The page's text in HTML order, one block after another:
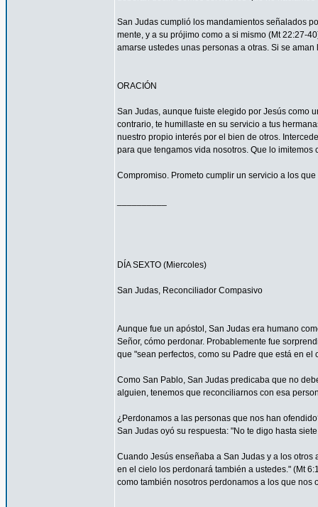
San Judas cumplió los mandamientos señalados
mente, y a su prójimo como a si mismo (Mt 22:27-
amarse ustedes unas personas a otras. Si se
ORACIÓN
San Judas, aunque fuiste elegido por Jesús como
contrario, te humillaste en su servicio a tus
nuestro propio interés por el bien de otros.
para que tengamos vida nosotros. Que lo
Compromiso. Prometo cumplir un servicio a los
DÍA SEXTO (Miercoles)
San Judas, Reconciliador Compasivo
Aunque fue un apóstol, San Judas era humano
Señor, cómo perdonar. Probablemente fue
que "sean perfectos, como su Padre que está en el
Como San Pablo, San Judas predicaba que no
alguien, tenemos que reconciliarnos con esa
¿Perdonamos a las personas que nos han
San Judas oyó su respuesta: "No te digo hasta
Cuando Jesús enseñaba a San Judas y a los
en el cielo los perdonará también a ustedes." (Mt
como también nosotros perdonamos a los que nos